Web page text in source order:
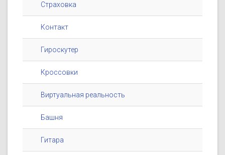
Страховка
Контакт
Гироскутер
Кроссовки
Виртуальная реальность
Башня
Гитара